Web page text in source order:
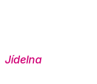
Jídelna